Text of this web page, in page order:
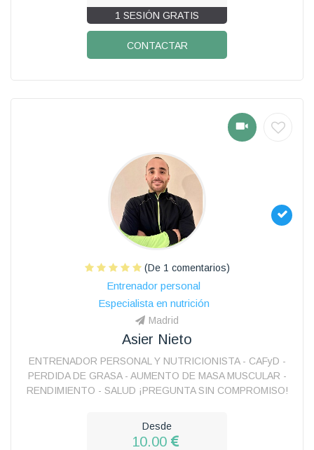
1 SESIÓN GRATIS
CONTACTAR
(De 1 comentarios)
Entrenador personal
Especialista en nutrición
Madrid
Asier Nieto
ENTRENADOR PERSONAL Y NUTRICIONISTA - CAFyD -
PERDIDA DE GRASA - AUMENTO DE MASA MUSCULAR -
RENDIMIENTO - SALUD ¡PREGUNTA SIN COMPROMISO!
Desde
10.00